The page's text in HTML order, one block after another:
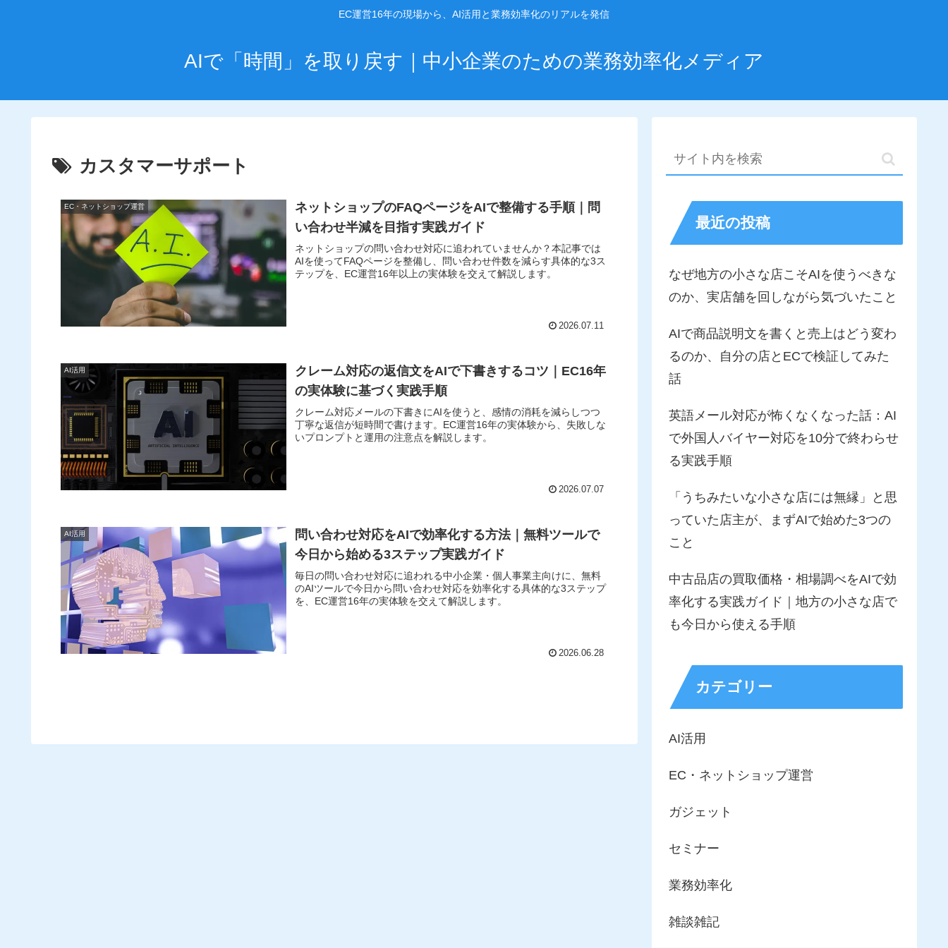
EC運営16年の現場から、AI活用と業務効率化のリアルを発信
AIで「時間」を取り戻す｜中小企業のための業務効率化メディア
カスタマーサポート
EC・ネットショップ運営
ネットショップのFAQページをAIで整備する手順｜問
い合わせ半減を目指す実践ガイド
ネットショップの問い合わせ対応に追われていませんか？本記事では
AIを使ってFAQページを整備し、問い合わせ件数を減らす具体的な3ス
テップを、EC運営16年以上の実体験を交えて解説します。
2026.07.11
AI活用
クレーム対応の返信文をAIで下書きするコツ｜EC16年
の実体験に基づく実践手順
クレーム対応メールの下書きにAIを使うと、感情の消耗を減らしつつ
丁寧な返信が短時間で書けます。EC運営16年の実体験から、失敗しな
いプロンプトと運用の注意点を解説します。
2026.07.07
AI活用
問い合わせ対応をAIで効率化する方法｜無料ツールで
今日から始める3ステップ実践ガイド
毎日の問い合わせ対応に追われる中小企業・個人事業主向けに、無料
のAIツールで今日から問い合わせ対応を効率化する具体的な3ステップ
を、EC運営16年の実体験を交えて解説します。
2026.06.28
最近の投稿
なぜ地方の小さな店こそAIを使うべきな
のか、実店舗を回しながら気づいたこと
AIで商品説明文を書くと売上はどう変わ
るのか、自分の店とECで検証してみた
話
英語メール対応が怖くなくなった話：AI
で外国人バイヤー対応を10分で終わらせ
る実践手順
「うちみたいな小さな店には無縁」と思
っていた店主が、まずAIで始めた3つの
こと
中古品店の買取価格・相場調べをAIで効
率化する実践ガイド｜地方の小さな店で
も今日から使える手順
カテゴリー
AI活用
EC・ネットショップ運営
ガジェット
セミナー
業務効率化
雑談雑記